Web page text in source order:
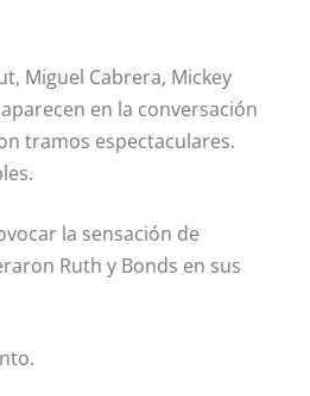
Miguel Cabrera, Mickey
en la conversación
tramos espectaculares.
la sensación de
Ruth y Bonds en sus